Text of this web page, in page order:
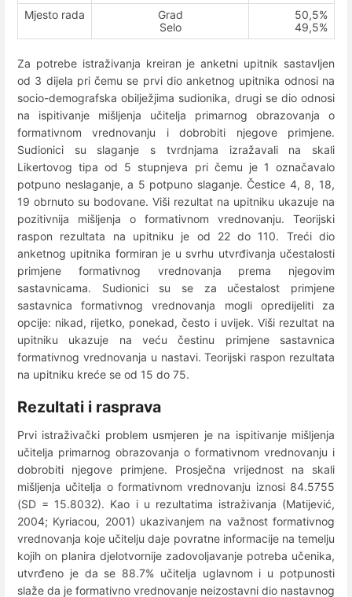
Mjesto rada
Grad
Selo
50,5%
49,5%
Za potrebe istraživanja kreiran je anketni upitnik sastavljen
od 3 dijela pri čemu se prvi dio anketnog upitnika odnosi na
socio-demografska obilježjima sudionika, drugi se dio odnosi
na ispitivanje mišljenja učitelja primarnog obrazovanja o
formativnom vrednovanju i dobrobiti njegove primjene.
Sudionici su slaganje s tvrdnjama izražavali na skali
Likertovog tipa od 5 stupnjeva pri čemu je 1 označavalo
potpuno neslaganje, a 5 potpuno slaganje. Čestice 4, 8, 18,
19 obrnuto su bodovane. Viši rezultat na upitniku ukazuje na
pozitivnija mišljenja o formativnom vrednovanju. Teorijski
raspon rezultata na upitniku je od 22 do 110. Treći dio
anketnog upitnika formiran je u svrhu utvrđivanja učestalosti
primjene formativnog vrednovanja prema njegovim
sastavnicama. Sudionici su se za učestalost primjene
sastavnica formativnog vrednovanja mogli opredijeliti za
opcije: nikad, rijetko, ponekad, često i uvijek. Viši rezultat na
upitniku ukazuje na veću čestinu primjene sastavnica
formativnog vrednovanja u nastavi. Teorijski raspon rezultata
na upitniku kreće se od 15 do 75.
Rezultati i rasprava
Prvi istraživački problem usmjeren je na ispitivanje mišljenja
učitelja primarnog obrazovanja o formativnom vrednovanju i
dobrobiti njegove primjene. Prosječna vrijednost na skali
mišljenja učitelja o formativnom vrednovanju iznosi 84.5755
(SD = 15.8032). Kao i u rezultatima istraživanja (Matijević,
2004; Kyriacou, 2001) ukazivanjem na važnost formativnog
vrednovanja koje učitelju daje povratne informacije na temelju
kojih on planira djelotvornije zadovoljavanje potreba učenika,
utvrđeno je da se 88.7% učitelja uglavnom i u potpunosti
slaže da je formativno vrednovanje neizostavni dio nastavnog